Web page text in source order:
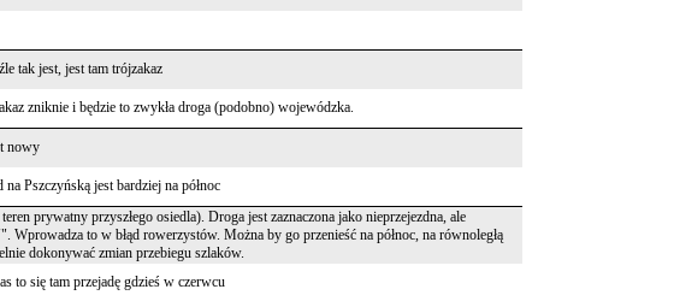
tak jest, jest tam trójzakaz
zniknie i będzie to zwykła droga (podobno) wojewódzka.
nowy
Pszczyńską jest bardziej na północ
prywatny przyszłego osiedla). Droga jest zaznaczona jako nieprzejezdna, ale
to w błąd rowerzystów. Można by go przenieść na północ, na równoległą
dokonywać zmian przebiegu szlaków.
to się tam przejadę gdzieś w czerwcu